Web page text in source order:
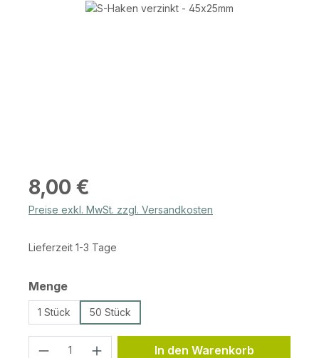
Bildergalerie überspringen
Regulärer Preis:
8,00 €
Preise exkl. MwSt. zzgl. Versandkosten
Lieferzeit 1-3 Tage
Mengeauswählen
1 Stück 50 Stück
Produkt Anzahl: Gib den
In den Warenkorb